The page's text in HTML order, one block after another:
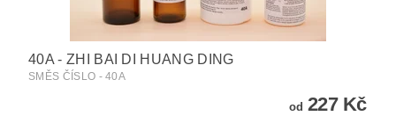
40A - ZHI BAI DI HUANG DING
SMĚS ČÍSLO - 40A
od 227 Kč